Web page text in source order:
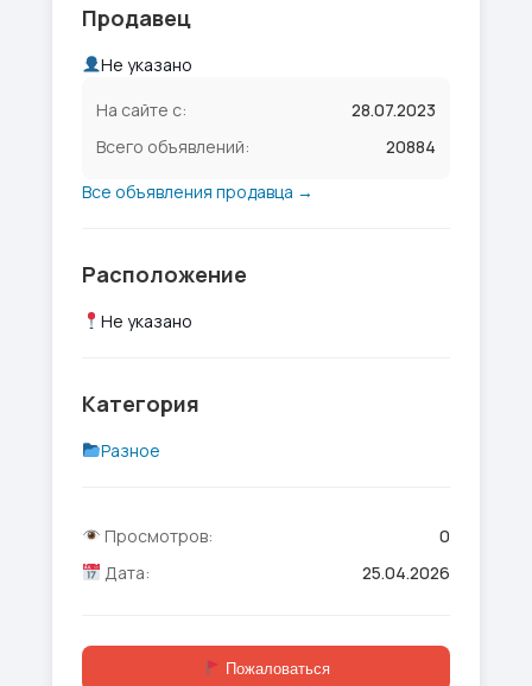
Продавец
Не указано
На сайте с:
28.07.2023
Всего объявлений:
20884
Все объявления продавца →
Расположение
Не указано
Категория
Разное
Просмотров:
0
Дата:
25.04.2026
Пожаловаться